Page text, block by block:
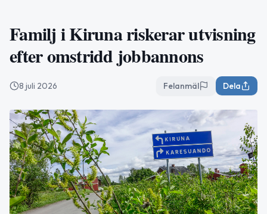
Familj i Kiruna riskerar utvisning
efter omstridd jobbannons
8 juli 2026 Felanmäl Dela